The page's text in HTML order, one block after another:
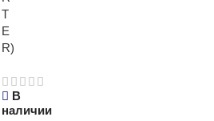
T
E
R)
В
наличии